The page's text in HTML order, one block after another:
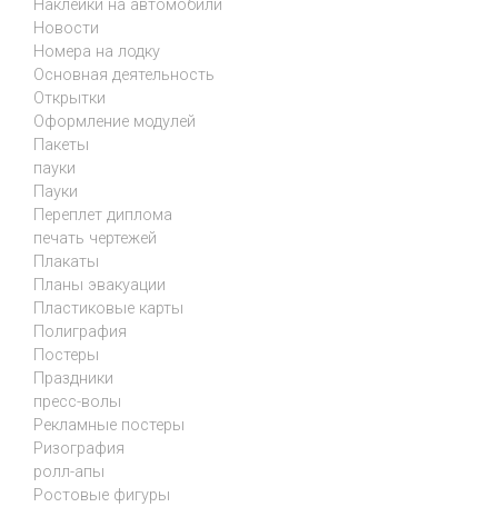
Наклейки на автомобили
Новости
Номера на лодку
Основная деятельность
Открытки
Оформление модулей
Пакеты
пауки
Пауки
Переплет диплома
печать чертежей
Плакаты
Планы эвакуации
Пластиковые карты
Полиграфия
Постеры
Праздники
пресс-волы
Рекламные постеры
Ризография
ролл-апы
Ростовые фигуры